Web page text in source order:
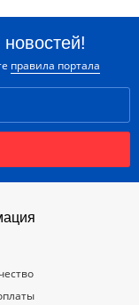
правила портала